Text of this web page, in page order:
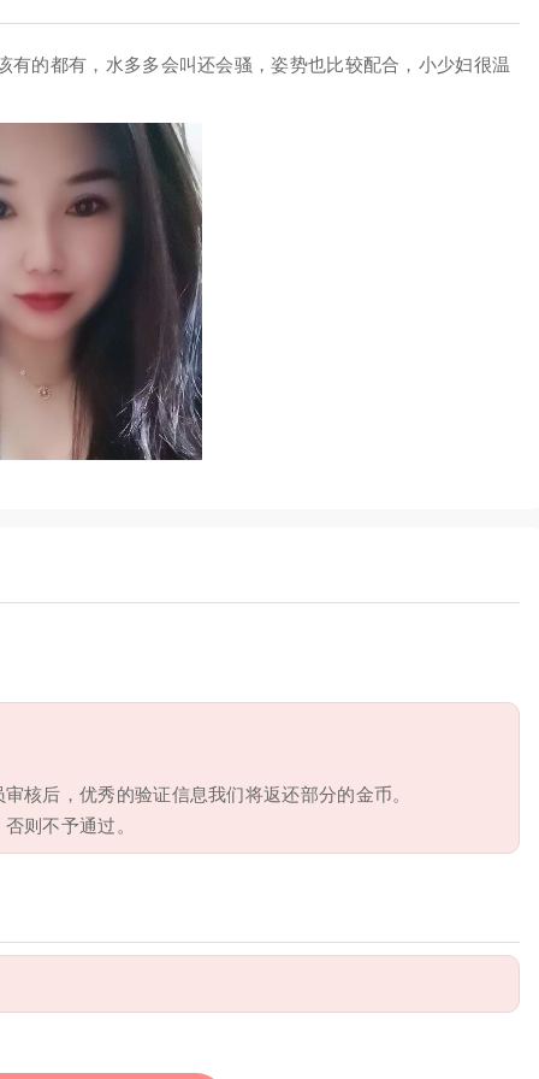
的都有，水多多会叫还会骚，姿势也比较配合，小少妇很温
核后，优秀的验证信息我们将返还部分的金币。
则不予通过。